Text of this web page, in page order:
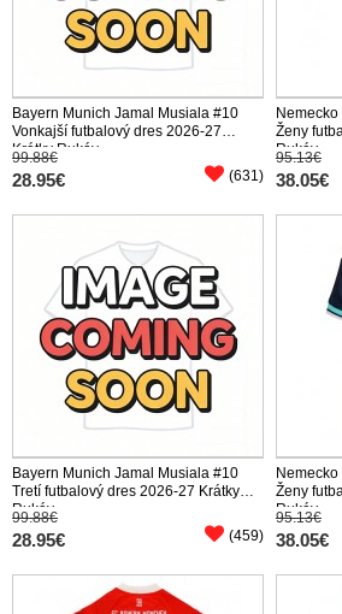
Bayern Munich Jamal Musiala #10
Vonkajší futbalový dres 2026-27
Krátky Rukáv
99.88€
28.95€ (631)
Ženy
Rukáv
95.13€
38.05€
Bayern Munich Jamal Musiala #10
Tretí futbalový dres 2026-27 Krátky
Rukáv
99.88€
28.95€ (459)
Ženy
Rukáv
95.13€
38.05€